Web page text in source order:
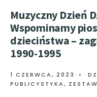
Muzyczny Dzień
Wspominamy
dzieciństwa –
1990-1995
1 CZERWCA, 2023 •
PUBLICYSTYKA,